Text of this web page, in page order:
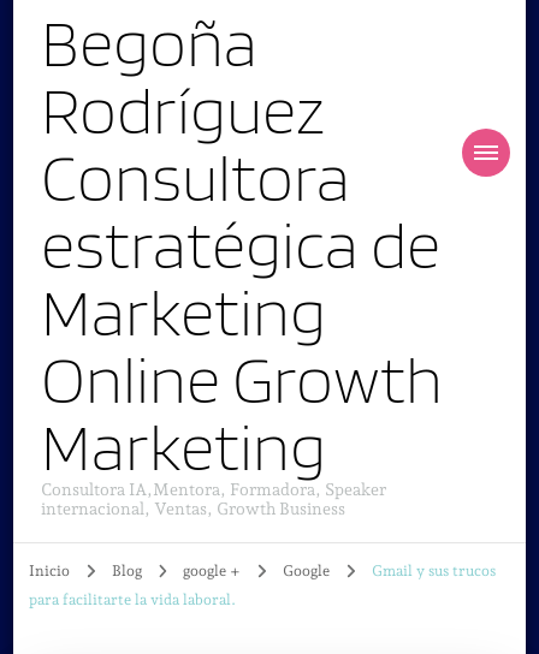
Begoña
Rodríguez
Consultora
estratégica de
Marketing
Online Growth
Marketing
Consultora IA,Mentora, Formadora, Speaker
internacional, Ventas, Growth Business
Inicio Blog google + Google
Gmail y sus trucos
para facilitarte la vida laboral.